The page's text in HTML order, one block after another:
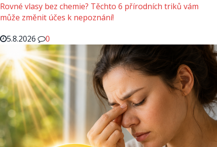
Rovné vlasy bez chemie? Těchto 6 přírodních triků vám
může změnit účes k nepoznání!
5.8.2026
0